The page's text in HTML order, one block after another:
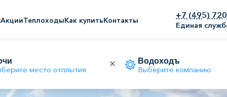
АкцииТеплоходыКак купитьКонтакты
+7 (495)
Единая
место отплытия Выберите компанию